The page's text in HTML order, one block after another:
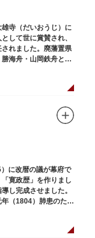
寺（だいおうじ）に
して世に賞賛され、
れました。廃藩置県
海舟・山岡鉄舟と共
に改暦の議が幕府で
寛政歴」を作りまし
し完成させました。
（1804）肺患のため